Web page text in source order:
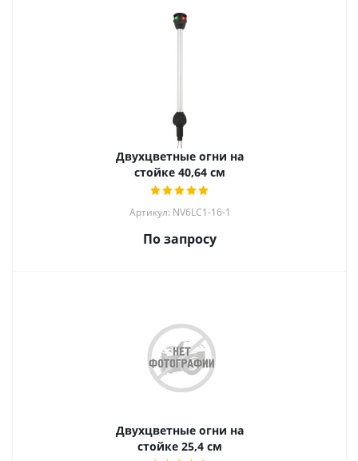
Двухцветные огни на
стойке 40,64 см
Артикул: NV6LC1-16-1
По запросу
Двухцветные огни на
стойке 25,4 см